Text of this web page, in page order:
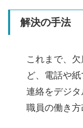
解決の手法
これまで、
ど、電話や
連絡をデジ
職員の働き方